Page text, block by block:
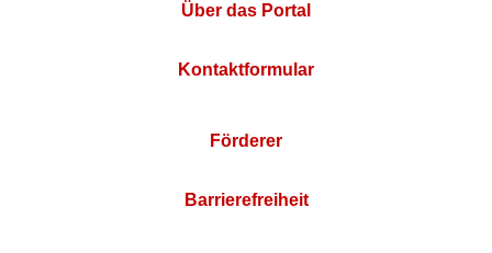
Über das Portal
Kontaktformular
Förderer
Barrierefreiheit